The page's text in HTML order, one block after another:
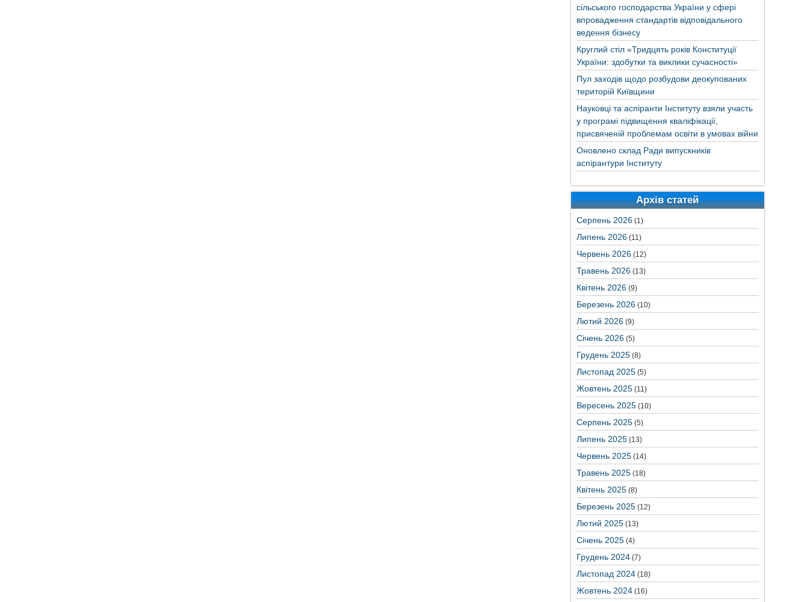
сільського господарства України у сфері
впровадження стандартів відповідального
ведення бізнесу
Круглий стіл «Тридцять років Конституції
України: здобутки та виклики сучасності»
Пул заходів щодо розбудови деокупованих
територій Київщини
Науковці та аспіранти Інституту взяли участь
у програмі підвищення кваліфікації,
присвяченій проблемам освіти в умовах війни
Оновлено склад Ради випускників
аспірантури Інституту
Архів статей
Серпень 2026(1)
Липень 2026(11)
Червень 2026(12)
Травень 2026(13)
Квітень 2026(9)
Березень 2026(10)
Лютий 2026(9)
Січень 2026(5)
Грудень 2025(8)
Листопад 2025(5)
Жовтень 2025(11)
Вересень 2025(10)
Серпень 2025(5)
Липень 2025(13)
Червень 2025(14)
Травень 2025(18)
Квітень 2025(8)
Березень 2025(12)
Лютий 2025(13)
Січень 2025(4)
Грудень 2024(7)
Листопад 2024(18)
Жовтень 2024(16)